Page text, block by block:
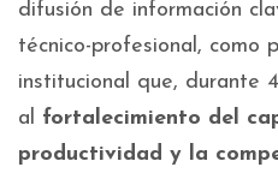
difusión de información
técnico-profesional, como
institucional que, durante
al fortalecimiento del
productividad y la